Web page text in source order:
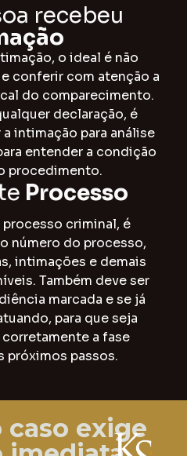
recebeu
o ideal é não
conferir com atenção a
do comparecimento.
declaração, é
intimação para análise
entender a condição
procedimento.
Processo
criminal, é
número do processo,
intimações e demais
Também deve ser
marcada e se já
para que seja
a fase
próximos passos.
caso exige